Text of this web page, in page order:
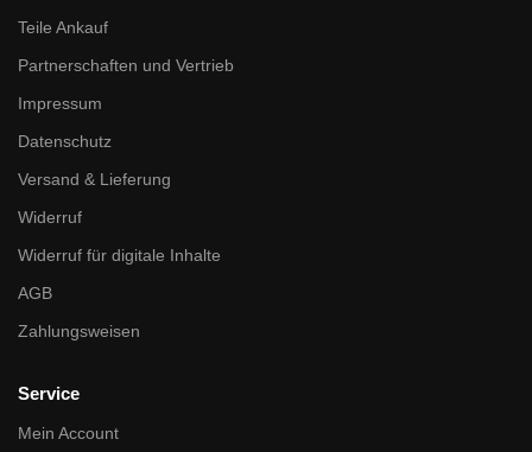
Teile Ankauf
Partnerschaften und Vertrieb
Impressum
Datenschutz
Versand & Lieferung
Widerruf
Widerruf für digitale Inhalte
AGB
Zahlungsweisen
Service
Mein Account